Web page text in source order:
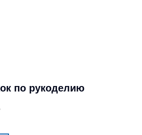
по рукоделию